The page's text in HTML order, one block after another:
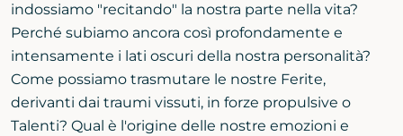
indossiamo "recitando" la nostra parte nella vita?
Perché subiamo ancora così profondamente e
intensamente i lati oscuri della nostra personalità?
Come possiamo trasmutare le nostre Ferite,
derivanti dai traumi vissuti, in forze propulsive o
Talenti? Qual è l'origine delle nostre emozioni e